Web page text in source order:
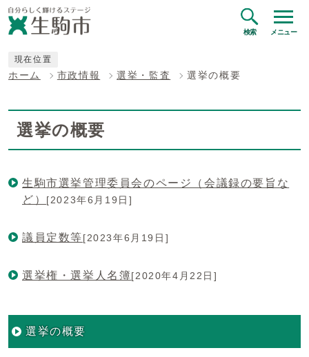
検索 メニュー
現在位置
ホーム 市政情報 選挙・監査 選挙の概要
選挙の概要
生駒市選挙管理委員会のページ（会議録の要旨な
ど） [2023年6月19日]
議員定数等[2023年6月19日]
選挙権・選挙人名簿[2020年4月22日]
選挙の概要